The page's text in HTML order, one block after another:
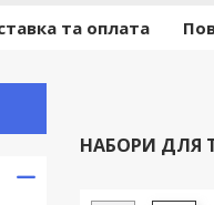
та оплата
НАБОРИ ДЛЯ